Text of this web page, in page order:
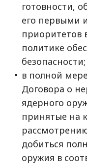
готовности,
его первыми
приоритетов
политике
безопасности;
в полной
Договора о
ядерного
принятые на
добиться
оружия в